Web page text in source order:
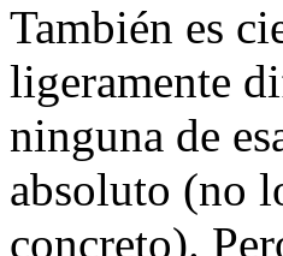
También es
ligeramente
ninguna de
absoluto (no
concreto).